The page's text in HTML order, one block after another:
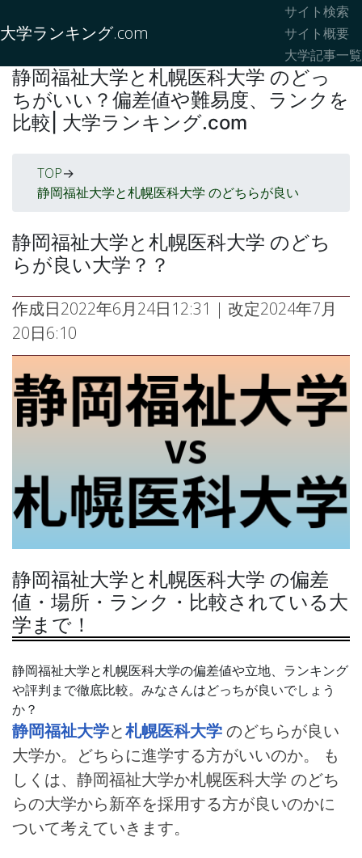
大学ランキング.com
サイト検索
サイト概要
大学記事一覧
静岡福祉大学と札幌医科大学 のどっ
ちがいい？偏差値や難易度、ランクを
比較| 大学ランキング.com
TOP->
静岡福祉大学と札幌医科大学 のどちらが良い
静岡福祉大学と札幌医科大学 のどち
らが良い大学？？
作成日2022年6月24日12:31 | 改定2024年7月
20日6:10
静岡福祉大学と札幌医科大学 の偏差
値・場所・ランク・比較されている大
学まで！
静岡福祉大学と札幌医科大学の偏差値や立地、ランキング
や評判まで徹底比較。みなさんはどっちが良いでしょう
か？
静岡福祉大学と札幌医科大学のどちらが良い
大学か。どちらに進学する方がいいのか。 も
しくは、静岡福祉大学か札幌医科大学 のどち
らの大学から新卒を採用する方が良いのかに
ついて考えていきます。